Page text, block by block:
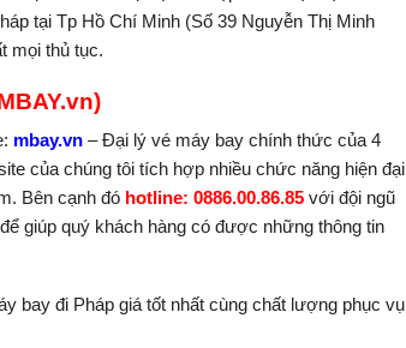
tại Tp Hồ Chí Minh (Số 39 Nguyễn Thị Minh
mọi thủ tục.
mbay.vn – Đại lý vé máy bay chính thức của 4
của chúng tôi tích hợp nhiều chức năng hiện đại
Bên cạnh đó hotline: 0886.00.86.85 với đội ngũ
giúp quý khách hàng có được những thông tin
bay đi Pháp giá tốt nhất cùng chất lượng phục vụ